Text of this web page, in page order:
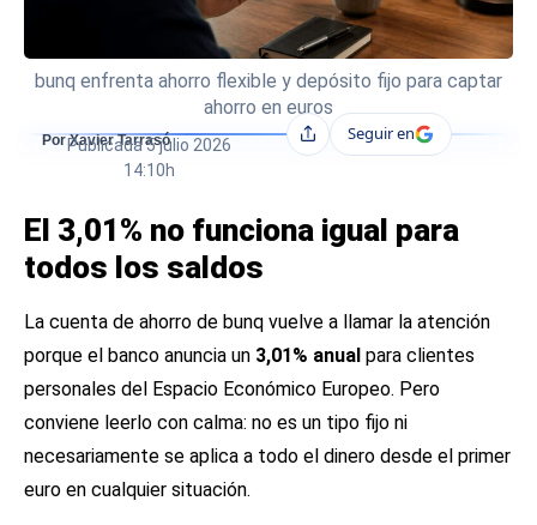
bunq enfrenta ahorro flexible y depósito fijo para captar
ahorro en euros
Por Xavier Tarrasó
Publicada5 julio 2026
14:10h
CompartirSeguir en
El 3,01% no funciona igual para
todos los saldos
La cuenta de ahorro de bunq vuelve a llamar la atención
porque el banco anuncia un 3,01% anual para clientes
personales del Espacio Económico Europeo. Pero
conviene leerlo con calma: no es un tipo fijo ni
necesariamente se aplica a todo el dinero desde el primer
euro en cualquier situación.